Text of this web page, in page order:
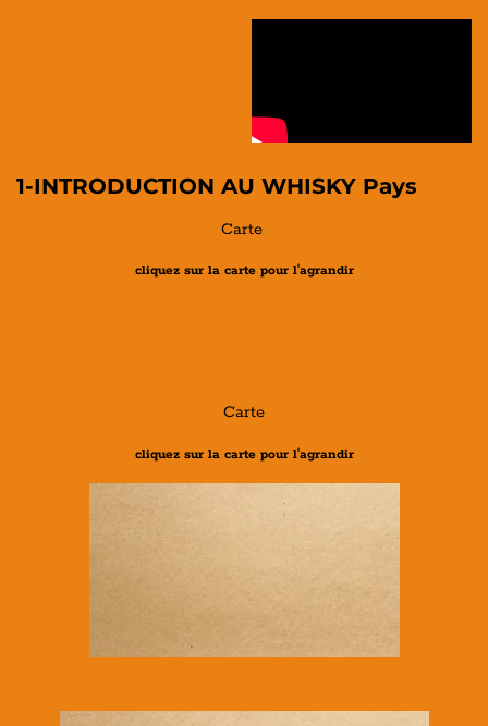
1-INTRODUCTION AU WHISKY Pays
Carte
cliquez sur la carte pour l'agrandir
Carte
cliquez sur la carte pour l'agrandir